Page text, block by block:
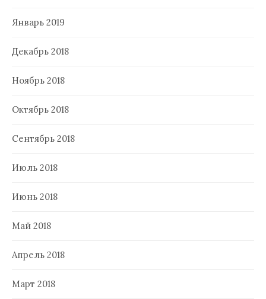
Январь 2019
Декабрь 2018
Ноябрь 2018
Октябрь 2018
Сентябрь 2018
Июль 2018
Июнь 2018
Май 2018
Апрель 2018
Март 2018